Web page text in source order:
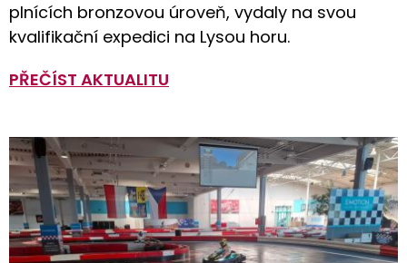
plnících bronzovou úroveň, vydaly na svou
kvalifikační expedici na Lysou horu.
PŘEČÍST AKTUALITU